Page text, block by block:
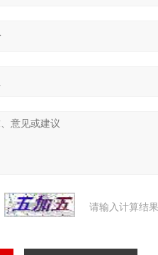
请输入计算结